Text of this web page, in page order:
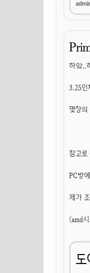
하앜..
3.25인
몇장의
참고로
PC방
제가
(amd
도